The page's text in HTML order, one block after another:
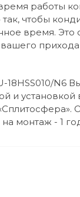
работы
чтобы
время. Это
N6
и установкой
монтаж - 1